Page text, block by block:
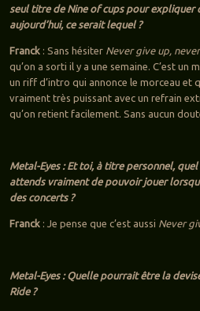
seul titre de Nine of cups pour expliquer
aujourd’hui, ce serait lequel ?
Franck: Sans hésiter Never give up,
qu’on a sorti il y a une semaine. C’est un
un riff d’intro qui annonce le morceau et
vraiment très puissant avec un refrain
qu’on retient facilement. Sans aucun
Metal-Eyes : Et toi, à titre personnel,
attends vraiment de pouvoir jouer
des concerts ?
Franck: Je pense que c’est aussi Never
Metal-Eyes : Quelle pourrait être la
Ride ?